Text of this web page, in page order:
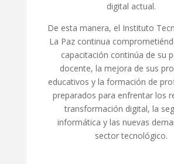
digital actual.
De esta manera, el Instituto
La Paz continua
capacitación continúa de su
docente, la mejora de sus
educativos y la formación de
preparados para enfrentar los
transformación digital, la
informática y las nuevas
sector tecnológico.